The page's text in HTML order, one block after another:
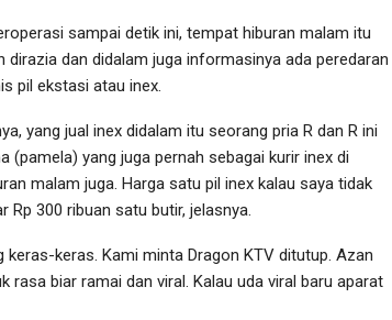
sampai detik ini, tempat hiburan malam itu
dirazia dan didalam juga informasinya ada peredaran
pil ekstasi atau inex.
yang jual inex didalam itu seorang pria R dan R ini
(pamela) yang juga pernah sebagai kurir inex di
malam juga. Harga satu pil inex kalau saya tidak
Rp 300 ribuan satu butir, jelasnya.
keras. Kami minta Dragon KTV ditutup. Azan
rasa biar ramai dan viral. Kalau uda viral baru aparat